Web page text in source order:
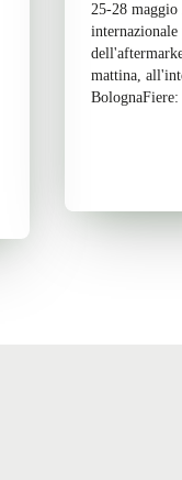
25-28
mattina,